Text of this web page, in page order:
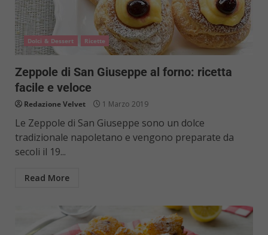
Dolci & Dessert Ricette
Zeppole di San Giuseppe al forno: ricetta
facile e veloce
Redazione Velvet 1 Marzo 2019
Le Zeppole di San Giuseppe sono un dolce
tradizionale napoletano e vengono preparate da
secoli il 19...
Read More